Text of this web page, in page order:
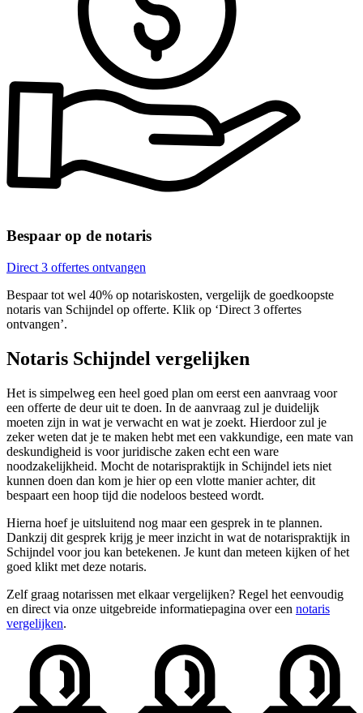
Bespaar op de notaris
Direct 3 offertes ontvangen
Bespaar tot wel 40% op notariskosten, vergelijk de goedkoopste
notaris van Schijndel op offerte. Klik op ‘Direct 3 offertes
ontvangen’.
Notaris Schijndel vergelijken
Het is simpelweg een heel goed plan om eerst een aanvraag voor
een offerte de deur uit te doen. In de aanvraag zul je duidelijk
moeten zijn in wat je verwacht en wat je zoekt. Hierdoor zul je
zeker weten dat je te maken hebt met een vakkundige, een mate van
deskundigheid is voor juridische zaken echt een ware
noodzakelijkheid. Mocht de notarispraktijk in Schijndel iets niet
kunnen doen dan kom je hier op een vlotte manier achter, dit
bespaart een hoop tijd die nodeloos besteed wordt.
Hierna hoef je uitsluitend nog maar een gesprek in te plannen.
Dankzij dit gesprek krijg je meer inzicht in wat de notarispraktijk in
Schijndel voor jou kan betekenen. Je kunt dan meteen kijken of het
goed klikt met deze notaris.
Zelf graag notarissen met elkaar vergelijken? Regel het eenvoudig
en direct via onze uitgebreide informatiepagina over een notaris
vergelijken.